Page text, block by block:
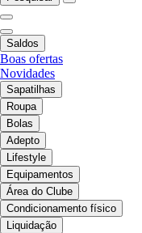
Saldos
Boas ofertas
Novidades
Sapatilhas
Roupa
Bolas
Adepto
Lifestyle
Equipamentos
Área do Clube
Condicionamento físico
Liquidação